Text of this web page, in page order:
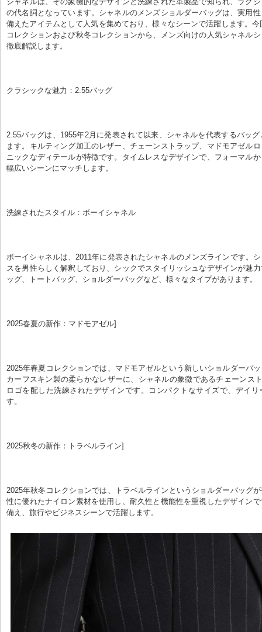
の代名詞となっています。シャネルのメンズショルダーバッグは、実用
備えたアイテムとして人気を集めており、様々なシーンで活躍します。今
コレクションおよび秋冬コレクションから、メンズ向けの人気シャネル
徹底解説します。
クラシックな魅力：2.55バッグ
2.55バッグは、1955年2月に発表されて以来、シャネルを代表するバッ
ます。キルティング加工のレザー、チェーンストラップ、マドモアゼル
ニックなディテールが特徴です。タイムレスなデザインで、フォーマル
幅広いシーンにマッチします。
洗練されたスタイル：ボーイシャネル
ボーイシャネルは、2011年に発表されたシャネルのメンズラインです。
スを男性らしく解釈しており、シックでスタイリッシュなデザインが魅
ッグ、トートバッグ、ショルダーバッグなど、様々なタイプがあります。
2025春夏の新作：マドモアゼル]
2025年春夏コレクションでは、マドモアゼルという新しいショルダーバ
カーフスキン製の柔らかなレザーに、シャネルの象徴であるチェーンス
ロゴを配した洗練されたデザインです。コンパクトなサイズで、デイ
す。
2025秋冬の新作：トラベルライン]
2025年秋冬コレクションでは、トラベルラインというショルダーバッグ
性に優れたナイロン素材を使用し、耐久性と機能性を重視したデザイン
備え、旅行やビジネスシーンで活躍します。